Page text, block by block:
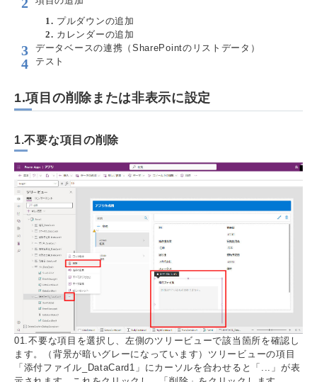
プルダウンの追加
カレンダーの追加
データベースの連携（SharePointのリストデータ）
テスト
1.項目の削除または非表示に設定
1.不要な項目の削除
01.不要な項目を選択し、左側のツリービューで該当箇所を確認し
ます。（背景が暗いグレーになっています）ツリービューの項目
「添付ファイル_DataCard1」にカーソルを合わせると「...」が表